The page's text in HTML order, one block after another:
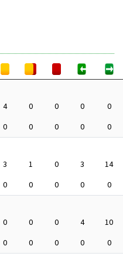
4 0 0 0
0
0 0 0 0
0
3 1 0 3
14
0 0 0 0
0
0 0 0 4
10
0 0 0 0
0